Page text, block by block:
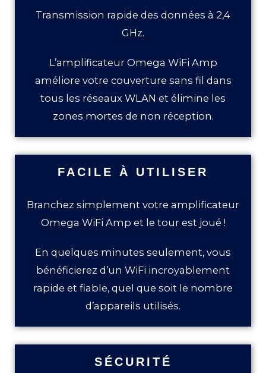
Transmission rapide des données à 2,4
GHz.
L’amplificateur Omega WiFi Amp
améliore votre couverture sans fil dans
tous les réseaux WLAN et élimine les
zones mortes de non réception.
FACILE À UTILISER
Branchez simplement votre amplificateur
Omega WiFi Amp et le tour est joué !
En quelques minutes seulement, vous
bénéficierez d’un WiFi incroyablement
rapide et fiable, quel que soit le nombre
d’appareils utilisés.
SÉCURITÉ